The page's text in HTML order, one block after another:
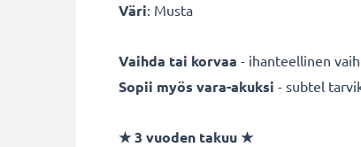
Väri: Musta
Vaihda tai korvaa - ihanteellinen
Sopii myös vara-akuksi - subtel
★3 vuoden takuu★